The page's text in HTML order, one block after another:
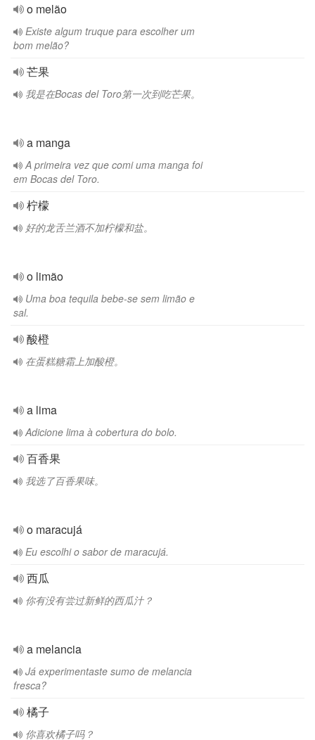
o melão
Existe algum truque para escolher um
bom melão?
芒果
我是在Bocas del Toro第一次到吃芒果。
a manga
A primeira vez que comi uma manga foi
em Bocas del Toro.
柠檬
好的龙舌兰酒不加柠檬和盐。
o limão
Uma boa tequila bebe-se sem limão e
sal.
酸橙
在蛋糕糖霜上加酸橙。
a lima
Adicione lima à cobertura do bolo.
百香果
我选了百香果味。
o maracujá
Eu escolhi o sabor de maracujá.
西瓜
你有没有尝过新鲜的西瓜汁？
a melancia
Já experimentaste sumo de melancia
fresca?
橘子
你喜欢橘子吗？